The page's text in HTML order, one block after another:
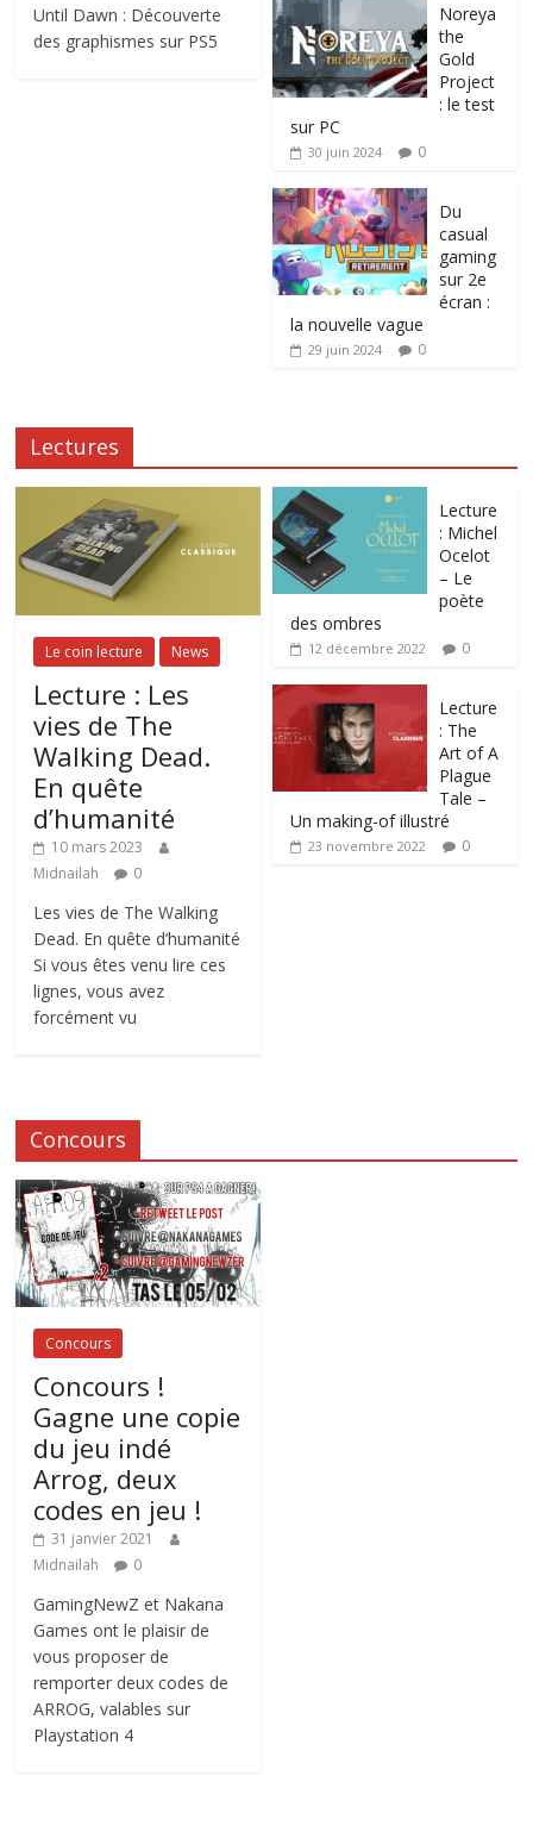
Until Dawn : Découverte
des graphismes sur PS5
Noreya
the
Gold
Project
: le test
sur PC
30 juin 2024 0
Du
casual
gaming
sur 2e
écran :
la nouvelle vague
29 juin 2024 0
Lectures
Le coin lecture News
Lecture : Les
vies de The
Walking Dead.
En quête
d’humanité
10 mars 2023
Midnailah
0
Les vies de The Walking
Dead. En quête d’humanité
Si vous êtes venu lire ces
lignes, vous avez
forcément vu
Lecture
: Michel
Ocelot
– Le
poète
des ombres
12 décembre 2022 0
Lecture
: The
Art of A
Plague
Tale –
Un making-of illustré
23 novembre 2022 0
Concours
Concours
Concours !
Gagne une copie
du jeu indé
Arrog, deux
codes en jeu !
31 janvier 2021
Midnailah
0
GamingNewZ et Nakana
Games ont le plaisir de
vous proposer de
remporter deux codes de
ARROG, valables sur
Playstation 4